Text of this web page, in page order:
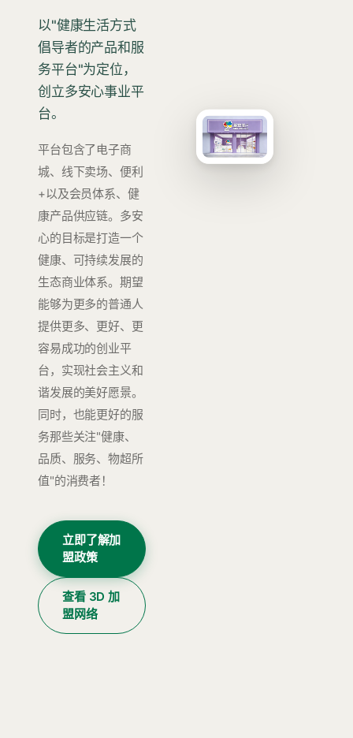
以"健康生活方式
倡导者的产品和服
务平台"为定位，
创立多安心事业平
台。
平台包含了电子商
城、线下卖场、便利
+以及会员体系、健
康产品供应链。多安
心的目标是打造一个
健康、可持续发展的
生态商业体系。期望
能够为更多的普通人
提供更多、更好、更
容易成功的创业平
台，实现社会主义和
谐发展的美好愿景。
同时，也能更好的服
务那些关注"健康、
品质、服务、物超所
值"的消费者！
立即了解加
盟政策
查看 3D 加
盟网络